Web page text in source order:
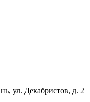
ул. Декабристов, д. 2